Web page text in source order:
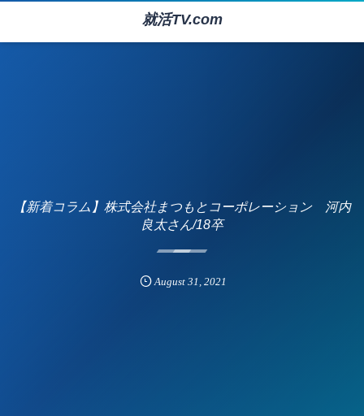
就活TV.com
【新着コラム】株式会社まつもとコーポレーション 河内
良太さん/18卒
August 31 ,2021